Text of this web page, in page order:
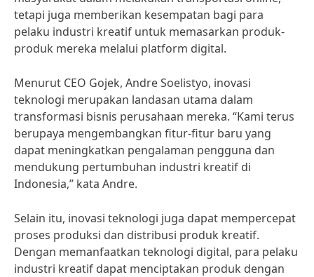
tetapi juga memberikan kesempatan bagi para
pelaku industri kreatif untuk memasarkan produk-
produk mereka melalui platform digital.
Menurut CEO Gojek, Andre Soelistyo, inovasi
teknologi merupakan landasan utama dalam
transformasi bisnis perusahaan mereka. “Kami terus
berupaya mengembangkan fitur-fitur baru yang
dapat meningkatkan pengalaman pengguna dan
mendukung pertumbuhan industri kreatif di
Indonesia,” kata Andre.
Selain itu, inovasi teknologi juga dapat mempercepat
proses produksi dan distribusi produk kreatif.
Dengan memanfaatkan teknologi digital, para pelaku
industri kreatif dapat menciptakan produk dengan